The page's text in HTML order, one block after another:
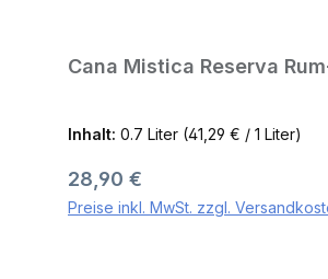
Cana Mistica Reserva
Inhalt: 0.7 Liter (41,29 € / 1 Liter)
Regulärer Preis:
28,90 €
Preise inkl. MwSt. zzgl.